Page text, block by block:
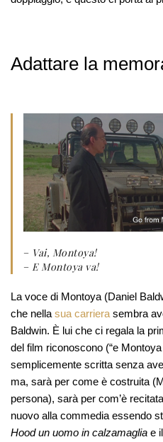
Adattare la
– Vai, Montoya!
– E Montoya va!
La voce di Montoya (Daniel
che nella sua carriera sembra
Baldwin. È lui che ci regala la
del film riconoscono (“e
semplicemente scritta senza
ma, sarà per come è costruita
persona), sarà per com’è
nuovo alla commedia essendo
Hood un uomo in calzamaglia e